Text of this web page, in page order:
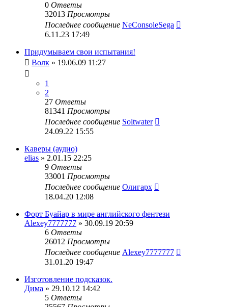
0 Ответы
32013 Просмотры
Последнее сообщение NeConsoleSega
6.11.23 17:49
Придумываем свои испытания!
Волк » 19.06.09 11:27
1
2
27 Ответы
81341 Просмотры
Последнее сообщение Soltwater
24.09.22 15:55
Каверы (аудио)
elias » 2.01.15 22:25
9 Ответы
33001 Просмотры
Последнее сообщение Олигарх
18.04.20 12:08
Форт Буайар в мире английского фентези
Alexey7777777 » 30.09.19 20:59
6 Ответы
26012 Просмотры
Последнее сообщение Alexey7777777
31.01.20 19:47
Изготовление подсказок.
Дима » 29.10.12 14:42
5 Ответы